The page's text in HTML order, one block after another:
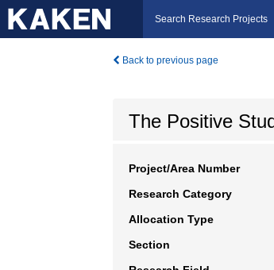
Search Research Projects
Back to previous page
The Positive
Project/Area Number
Research Category
Allocation Type
Section